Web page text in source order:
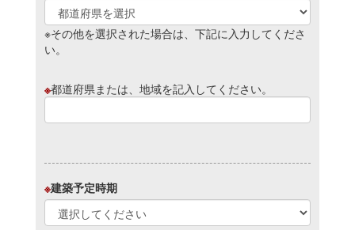
※その他を選択された場合は、下記に入力してくださ
い。
※都道府県または、地域を記入してください。
※建築予定時期